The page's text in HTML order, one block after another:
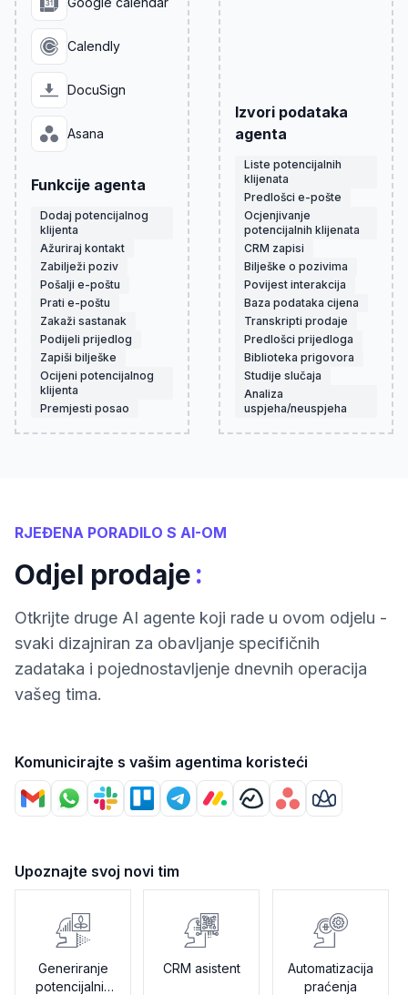
Calendly
DocuSign
Asana
Funkcije agenta
Dodaj potencijalnog
klijenta
Ažuriraj kontakt
Zabilježi poziv
Pošalji e-poštu
Prati e-poštu
Zakaži sastanak
Podijeli prijedlog
Zapiši bilješke
Ocijeni potencijalnog
klijenta
Premjesti posao
Izvori podataka
agenta
Liste potencijalnih
klijenata
Predlošci e-pošte
Ocjenjivanje
potencijalnih klijenata
CRM zapisi
Bilješke o pozivima
Povijest interakcija
Baza podataka cijena
Transkripti prodaje
Predlošci prijedloga
Biblioteka prigovora
Studije slučaja
Analiza
uspjeha/neuspjeha
RJEĐENA PORADILO S AI-OM
Odjel prodaje:
Otkrijte druge AI agente koji rade u ovom odjelu -
svaki dizajniran za obavljanje specifičnih
zadataka i pojednostavljenje dnevnih operacija
vašeg tima.
Komunicirajte s vašim agentima koristeći
Upoznajte svoj novi tim
Generiranje
potencijalnih
CRM asistent
Automatizacija
praćenja